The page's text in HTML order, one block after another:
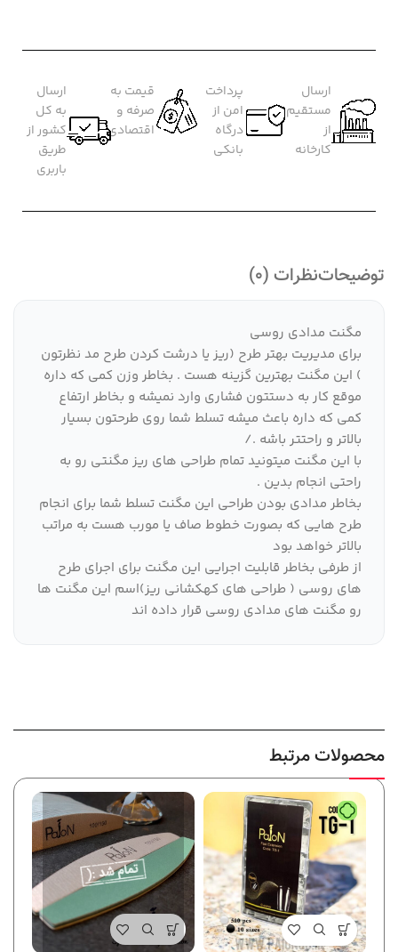
ارسال
مستقیم
از
کارخانه
پرداخت
امن از
درگاه
بانکی
قیمت به
صرفه و
اقتصادی
ارسال
به کل
کشور از
طریق
باربری
توضیحاتنظرات (0)
مگنت مدادی روسی
برای مدیریت بهتر طرح (‌ریز یا درشت کردن طرح مد نظرتون
) این مگنت بهترین گزینه هست . بخاطر وزن کمی که داره
موقع کار به دستتون فشاری وارد نمیشه و بخاطر ارتفاع
کمی که داره باعث میشه تسلط شما روی طرحتون بسیار
بالاتر و راحتتر باشه ./
با این مگنت میتونید تمام طراحی های ریز مگنتی رو به
راحتی انجام بدین .
بخاطر مدادی بودن طراحی این مگنت تسلط شما برای انجام
طرح هایی که بصورت خطوط صاف یا مورب هست به مراتب
بالاتر خواهد بود
از طرفی بخاطر قابلیت اجرایی این مگنت برای اجرای طرح
های روسی ( طراحی های کهکشانی ریز)‌اسم این مگنت ها
رو مگنت های مدادی روسی قرار داده اند
محصولات مرتبط